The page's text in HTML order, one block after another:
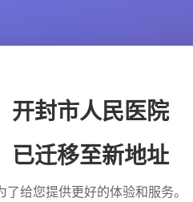
开封市人民医院
已迁移至新地址
了给您提供更好的体验和服务。